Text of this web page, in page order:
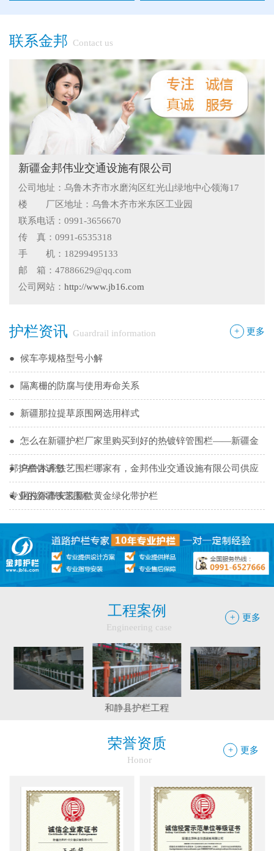
联系金邦 Contact us
新疆金邦伟业交通设施有限公司
公司地址：乌鲁木齐市水磨沟区红光山绿地中心领海17
楼 厂区地址：乌鲁木齐市米东区工业园
联系电话：0991-3656670
传 真：0991-6535318
手 机：18299495133
邮 箱：47886629@qq.com
公司网站： http://www.jb16.com
+ 更多
护栏资讯 Guardrail information
候车亭规格型号小解
● 隔离栅的防腐与使用寿命关系
新疆那拉提草原围网选用样式
怎么在新疆护栏厂家里购买到好的热镀锌管围栏——新疆金
邦护栏告诉您
乌鲁木齐铁艺围栏哪家有，金邦伟业交通设施有限公司供应
专业的新疆铁艺围栏
阿拉尔市安装新款黄金绿化带护栏
护栏在我们生活中的作用
你不知道的候车厅安装注意事项
● "多样“候车亭，旨在为您提供一个舒心候车环境
● 候车亭规格型号小解
● 隔离栅的防腐与使用寿命关系
● 新疆那拉提草原围网选用样式
● 怎么在新疆护栏厂家里购买到好的热镀锌管围栏——新疆金
邦护栏告诉您
● 乌鲁木齐铁艺围栏哪家有，金邦伟业交通设施有限公司供应
专业的新疆铁艺围栏
● 阿拉尔市安装新款黄金绿化带护栏
● 护栏在我们生活中的作用
● 你不知道的候车厅安装注意事项
护栏网怎样做日常保养
"多样“候车亭，旨在为您提供一个舒心候车环境
+ 更多
工程案例
Engineering case
和静县护栏工程
+ 更多
荣誉资质
Honor
边框护栏网：新疆金邦伟业以匠心铸...
球场围栏网：守护运动安全的“隐形...
新疆金邦伟业：方管铁艺护栏——安...
新疆金邦伟业道路隔离栅：以创新工...
钢板网：城市基建与工业领域的“金...
框架网护栏：安全防护与城市美学的...